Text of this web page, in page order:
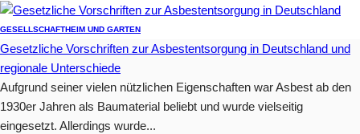
GESELLSCHAFTHEIM UND GARTEN
Gesetzliche Vorschriften zur Asbestentsorgung in Deutschland und
regionale Unterschiede
Aufgrund seiner vielen nützlichen Eigenschaften war Asbest ab den
1930er Jahren als Baumaterial beliebt und wurde vielseitig
eingesetzt. Allerdings wurde...